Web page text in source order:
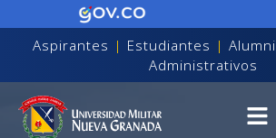
Aspirantes | Estudiantes | Alumni
Administrativos